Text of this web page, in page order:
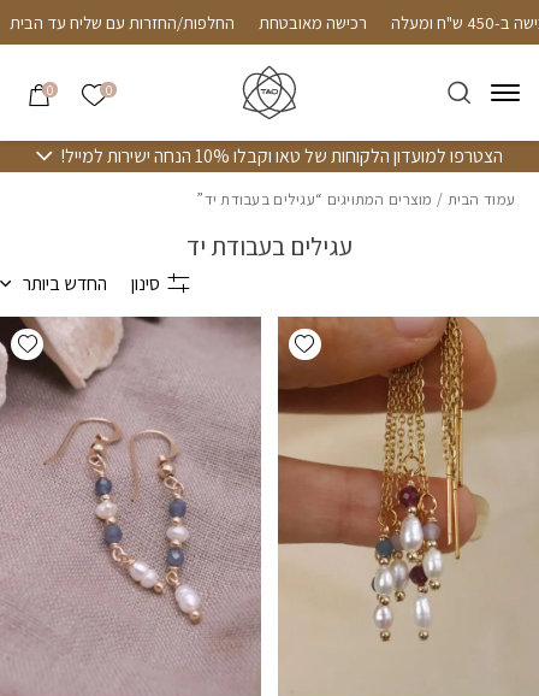
Skip to Content
הבית ברכישה ב-450 ש"ח ומעלה רכישה מאובטחת החלפות/החזרות
0 הרשימה
0
הצטרפו למועדון הלקוחות של טאו וקבלו 10% הנחה ישירות למייל!
עמוד הבית / מוצרים המתויגים “עגילים בעבודת יד”
עגילים בעבודת יד
סינון החדש ביותר
Add wishlist
בחזרה למעלה